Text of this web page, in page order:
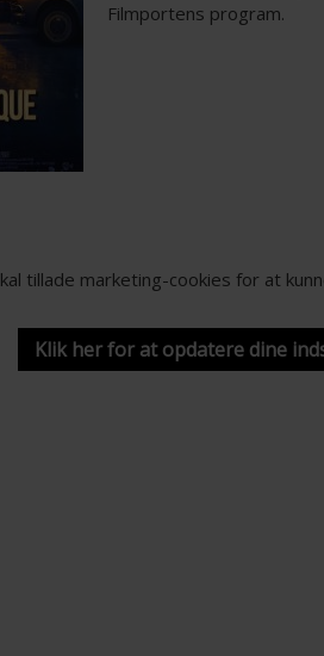
Filmportens program.
tillade marketing-cookies for at
Klik her for at opdatere dine